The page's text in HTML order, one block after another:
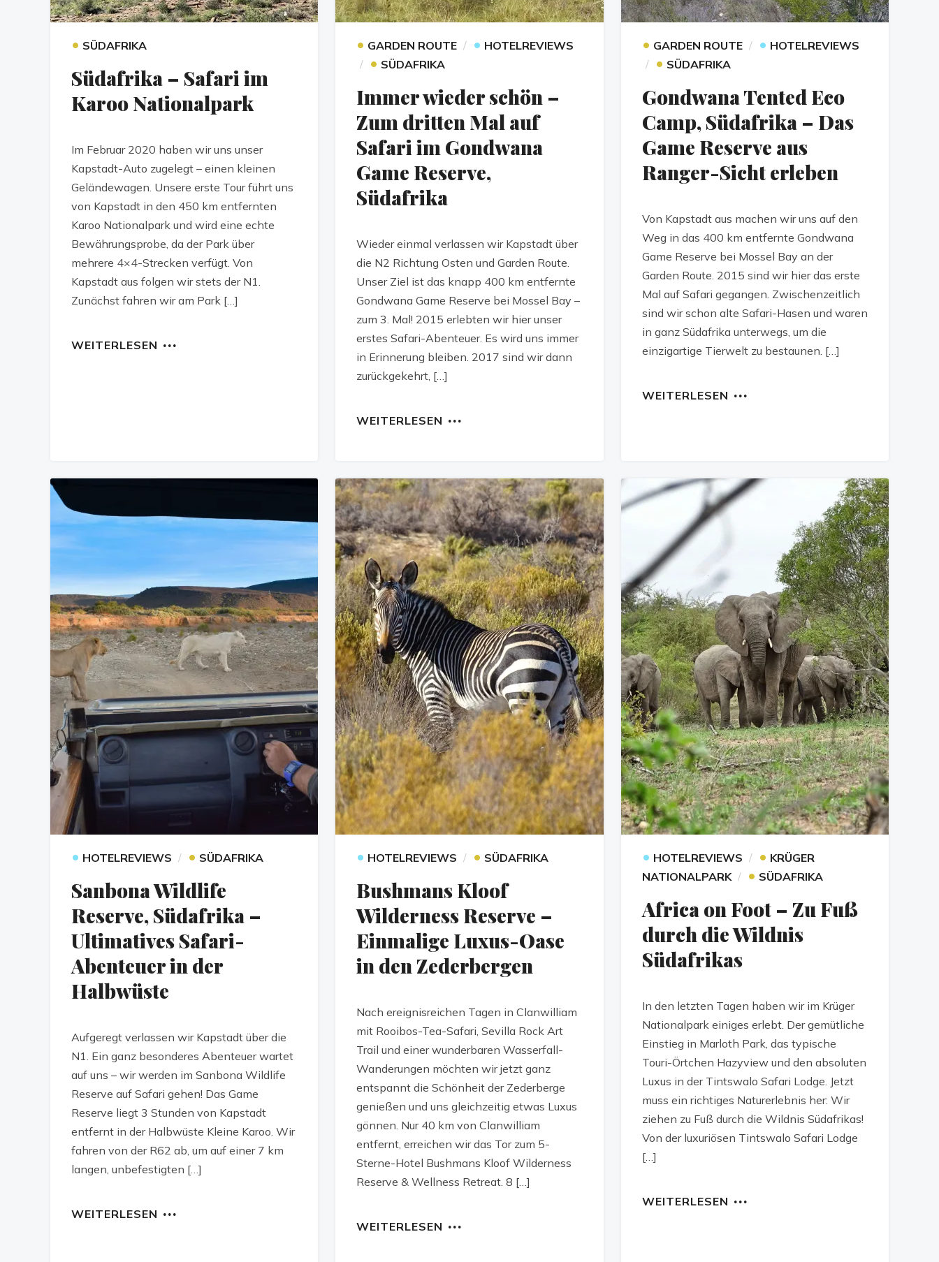
• SÜDAFRIKA
Südafrika – Safari im
Karoo Nationalpark
Im Februar 2020 haben wir uns unser
Kapstadt-Auto zugelegt – einen kleinen
Geländewagen. Unsere erste Tour führt uns
von Kapstadt in den 450 km entfernten
Karoo Nationalpark und wird eine echte
Bewährungsprobe, da der Park über
mehrere 4×4-Strecken verfügt. Von
Kapstadt aus folgen wir stets der N1.
Zunächst fahren wir am Park […]
WEITERLESEN
• GARDEN ROUTE • HOTELREVIEWS
• SÜDAFRIKA
Immer wieder schön –
Zum dritten Mal auf
Safari im Gondwana
Game Reserve,
Südafrika
Wieder einmal verlassen wir Kapstadt über
die N2 Richtung Osten und Garden Route.
Unser Ziel ist das knapp 400 km entfernte
Gondwana Game Reserve bei Mossel Bay –
zum 3. Mal! 2015 erlebten wir hier unser
erstes Safari-Abenteuer. Es wird uns immer
in Erinnerung bleiben. 2017 sind wir dann
zurückgekehrt, […]
WEITERLESEN
• GARDEN ROUTE • HOTELREVIEWS
• SÜDAFRIKA
Gondwana Tented Eco
Camp, Südafrika – Das
Game Reserve aus
Ranger-Sicht erleben
Von Kapstadt aus machen wir uns auf den
Weg in das 400 km entfernte Gondwana
Game Reserve bei Mossel Bay an der
Garden Route. 2015 sind wir hier das erste
Mal auf Safari gegangen. Zwischenzeitlich
sind wir schon alte Safari-Hasen und waren
in ganz Südafrika unterwegs, um die
einzigartige Tierwelt zu bestaunen. […]
WEITERLESEN
• HOTELREVIEWS • SÜDAFRIKA
Sanbona Wildlife
Reserve, Südafrika –
Ultimatives Safari-
Abenteuer in der
Halbwüste
Aufgeregt verlassen wir Kapstadt über die
N1. Ein ganz besonderes Abenteuer wartet
auf uns – wir werden im Sanbona Wildlife
Reserve auf Safari gehen! Das Game
Reserve liegt 3 Stunden von Kapstadt
entfernt in der Halbwüste Kleine Karoo. Wir
fahren von der R62 ab, um auf einer 7 km
langen, unbefestigten […]
WEITERLESEN
• HOTELREVIEWS • SÜDAFRIKA
Bushmans Kloof
Wilderness Reserve –
Einmalige Luxus-Oase
in den Zederbergen
Nach ereignisreichen Tagen in Clanwilliam
mit Rooibos-Tea-Safari, Sevilla Rock Art
Trail und einer wunderbaren Wasserfall-
Wanderungen möchten wir jetzt ganz
entspannt die Schönheit der Zederberge
genießen und uns gleichzeitig etwas Luxus
gönnen. Nur 40 km von Clanwilliam
entfernt, erreichen wir das Tor zum 5-
Sterne-Hotel Bushmans Kloof Wilderness
Reserve & Wellness Retreat. 8 […]
WEITERLESEN
• HOTELREVIEWS • KRÜGER
NATIONALPARK
• SÜDAFRIKA
Africa on Foot – Zu Fuß
durch die Wildnis
Südafrikas
In den letzten Tagen haben wir im Krüger
Nationalpark einiges erlebt. Der gemütliche
Einstieg in Marloth Park, das typische
Touri-Örtchen Hazyview und den absoluten
Luxus in der Tintswalo Safari Lodge. Jetzt
muss ein richtiges Naturerlebnis her: Wir
ziehen zu Fuß durch die Wildnis Südafrikas!
Von der luxuriösen Tintswalo Safari Lodge
[…]
WEITERLESEN